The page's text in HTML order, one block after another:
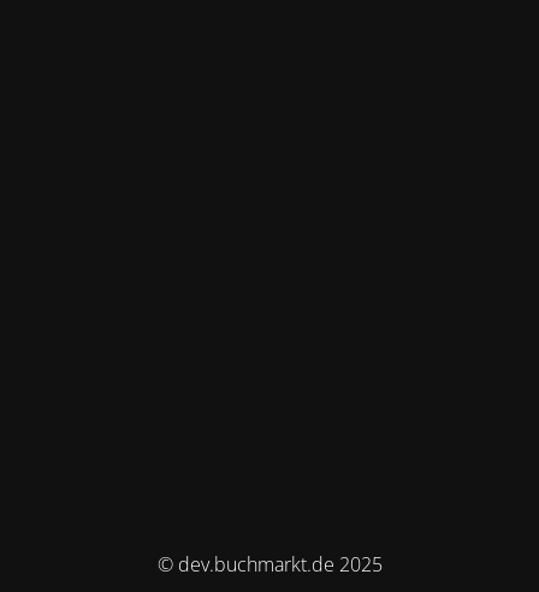
© dev.buchmarkt.de 2025